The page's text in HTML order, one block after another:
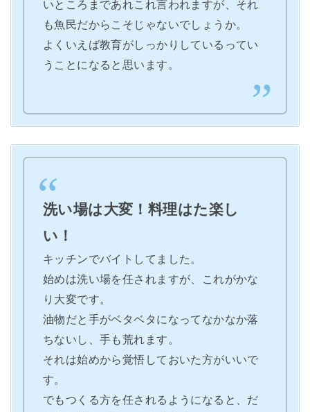
いところまであれこれ言われますが、それ
も魚民だからこそじゃないでしょうか。
よくいえば教育がしっかりしているってい
うことになると思います。
洗い場は大変！料理はた楽し
い！
キッチンでバイトしてました。
始めは洗い場を任されますが、これがかな
り大変です。
油物だと手がベタベタになってなかなか落
ちないし、手も荒れます。
それは始めから覚悟しておいた方がいいで
す。
でもつくる方を任されるようになると、だ